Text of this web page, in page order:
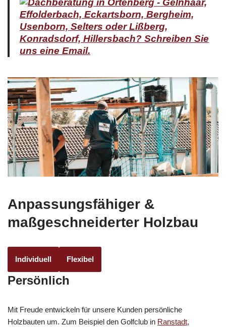
Anpassungsfähiger &
maßgeschneiderter Holzbau
Individuell Flexibel
Persönlich
Mit Freude entwickeln für unsere Kunden persönliche
Holzbauten um. Zum Beispiel den Golfclub in Ranstadt,